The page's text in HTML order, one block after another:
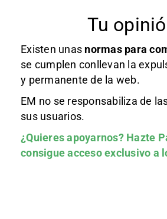
Tu
Existen unas normas para
se cumplen conllevan la
y permanente de la web.
EM no se responsabiliza de
sus usuarios.
¿Quieres apoyarnos? Hazte
consigue acceso exclusivo a